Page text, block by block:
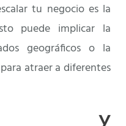
tu negocio es la
puede implicar la
geográficos o la
atraer a diferentes
y